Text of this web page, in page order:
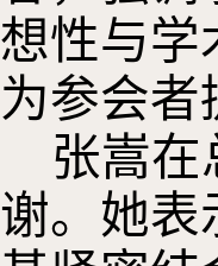
想性与学
为参会者
张嵩在
谢。她表